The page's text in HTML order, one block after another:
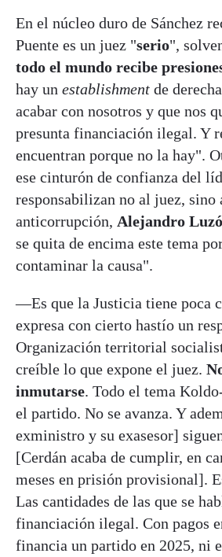
En el núcleo duro de Sánchez
Puente es un juez "serio",
todo el mundo recibe
hay un establishment de
acabar con nosotros y que nos
presunta financiación ilegal. Y
encuentran porque no la hay".
ese cinturón de confianza del
responsabilizan no al juez, sino
anticorrupción, Alejandro
se quita de encima este tema
contaminar la causa".
—Es que la Justicia tiene
expresa con cierto hastío un
Organización territorial
creíble lo que expone el juez.
inmutarse. Todo el tema
el partido. No se avanza. Y
exministro y su exasesor]
[Cerdán acaba de cumplir, en
meses en prisión provisional].
Las cantidades de las que se
financiación ilegal. Con pagos
financia un partido en 2025, ni